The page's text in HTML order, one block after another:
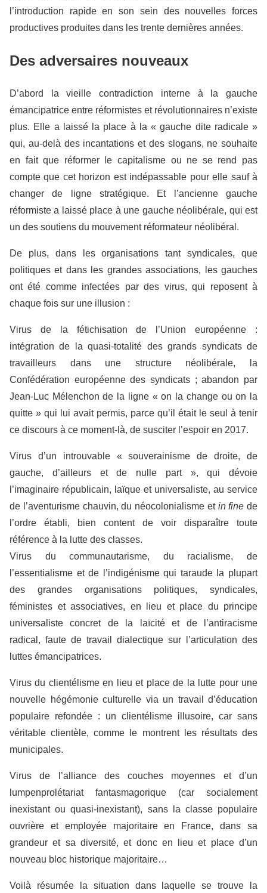
l’introduction rapide en son sein des nouvelles forces
productives produites dans les trente dernières années.
Des adversaires nouveaux
D’abord la vieille contradiction interne à la gauche
émancipatrice entre réformistes et révolutionnaires n’existe
plus. Elle a laissé la place à la « gauche dite radicale »
qui, au-delà des incantations et des slogans, ne souhaite
en fait que réformer le capitalisme ou ne se rend pas
compte que cet horizon est indépassable pour elle sauf à
changer de ligne stratégique. Et l’ancienne gauche
réformiste a laissé place à une gauche néolibérale, qui est
un des soutiens du mouvement réformateur néolibéral.
De plus, dans les organisations tant syndicales, que
politiques et dans les grandes associations, les gauches
ont été comme infectées par des virus, qui reposent à
chaque fois sur une illusion :
Virus de la fétichisation de l’Union européenne :
intégration de la quasi-totalité des grands syndicats de
travailleurs dans une structure néolibérale, la
Confédération européenne des syndicats ; abandon par
Jean-Luc Mélenchon de la ligne « on la change ou on la
quitte » qui lui avait permis, parce qu’il était le seul à tenir
ce discours à ce moment-là, de susciter l’espoir en 2017.
Virus d’un introuvable « souverainisme de droite, de
gauche, d’ailleurs et de nulle part », qui dévoie
l’imaginaire républicain, laïque et universaliste, au service
de l’aventurisme chauvin, du néocolonialisme et in fine de
l’ordre établi, bien content de voir disparaître toute
référence à la lutte des classes.
Virus du communautarisme, du racialisme, de
l’essentialisme et de l’indigénisme qui taraude la plupart
des grandes organisations politiques, syndicales,
féministes et associatives, en lieu et place du principe
universaliste concret de la laïcité et de l’antiracisme
radical, faute de travail dialectique sur l’articulation des
luttes émancipatrices.
Virus du clientélisme en lieu et place de la lutte pour une
nouvelle hégémonie culturelle via un travail d’éducation
populaire refondée : un clientélisme illusoire, car sans
véritable clientèle, comme le montrent les résultats des
municipales.
Virus de l’alliance des couches moyennes et d’un
lumpenprolétariat fantasmagorique (car socialement
inexistant ou quasi-inexistant), sans la classe populaire
ouvrière et employée majoritaire en France, dans sa
grandeur et sa diversité, et donc en lieu et place d’un
nouveau bloc historique majoritaire…
Voilà résumée la situation dans laquelle se trouve la